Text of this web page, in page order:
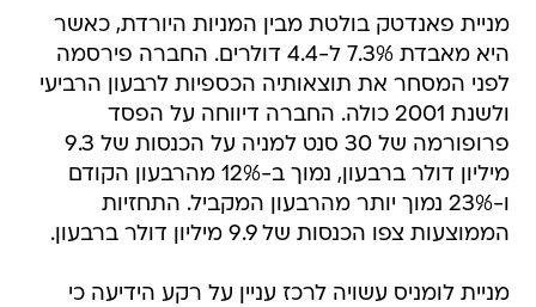
מניית פאנדטק בולטת מבין המניות היורדת, כאשר
היא מאבדת 7.3% ל-4.4 דולרים. החברה פירסמה
לפני המסחר את תוצאותיה הכספיות לרבעון הרביעי
ולשנת 2001 כולה. החברה דיווחה על הפסד
פרופורמה של 30 סנט למניה על הכנסות של 9.3
מיליון דולר ברבעון, נמוך ב-12% מהרבעון הקודם
ו-23% נמוך יותר מהרבעון המקביל. התחזיות
הממוצעות צפו הכנסות של 9.9 מיליון דולר ברבעון.
מניית לומניס עשויה לרכז עניין על רקע הידיעה כי